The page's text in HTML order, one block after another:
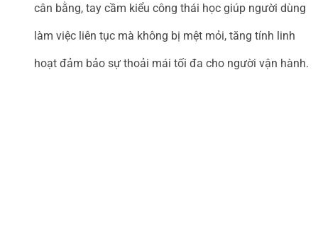
cân bằng, tay cầm kiểu công thái học giúp người dùng
làm việc liên tục mà không bị mệt mỏi, tăng tính linh
hoạt đảm bảo sự thoải mái tối đa cho người vận hành.